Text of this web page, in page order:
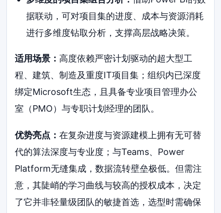
据联动，可对项目集的进度、成本与资源消耗
进行多维度钻取分析，支撑高层战略决策。
适用场景：高度依赖严密计划驱动的超大型工
程、建筑、制造及重度IT项目集；组织内已深度
绑定Microsoft生态，且具备专业项目管理办公
室（PMO）与专职计划经理的团队。
优势亮点：在复杂进度与资源建模上拥有无可替
代的算法深度与专业度；与Teams、Power
Platform无缝集成，数据流转壁垒极低。但需注
意，其陡峭的学习曲线与较高的授权成本，决定
了它并非轻量级团队的敏捷首选，选型时需确保